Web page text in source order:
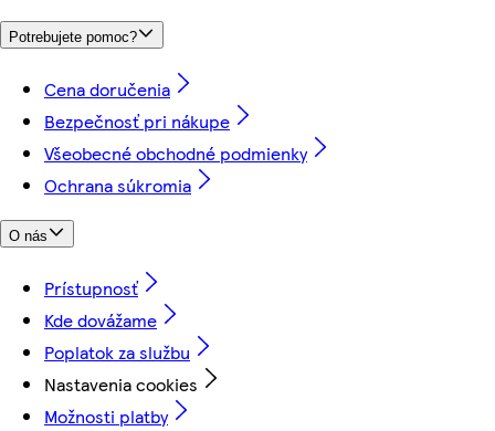
Potrebujete pomoc?
Cena doručenia
Bezpečnosť pri nákupe
Všeobecné obchodné podmienky
Ochrana súkromia
O nás
Prístupnosť
Kde dovážame
Poplatok za službu
Nastavenia cookies
Možnosti platby